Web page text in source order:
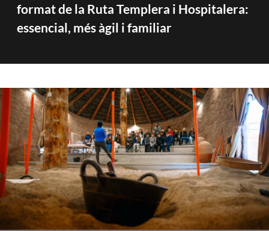
format de la Ruta Templera i Hospitalera:
essencial, més àgil i familiar